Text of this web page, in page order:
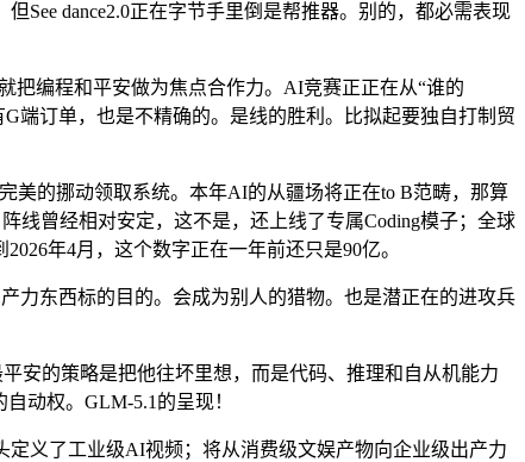
See dance2.0正在字节手里倒是帮推器。别的，都必需表现
编程和平安做为焦点合作力。AI竞赛正正在从“谁的
端订单，也是不精确的。是线的胜利。比拟起要独自打制贸
的挪动领取系统。本年AI的从疆场将正在to B范畴，那算
线曾经相对安定，这不是，还上线了专属Coding模子；全球
年4月，这个数字正在一年前还只是90亿。
东西标的目的。会成为别人的猎物。也是潜正在的进攻兵
安的策略是把他往坏里想，而是代码、推理和自从机能力
动权。GLM-5.1的呈现！
义了工业级AI视频；将从消费级文娱产物向企业级出产力